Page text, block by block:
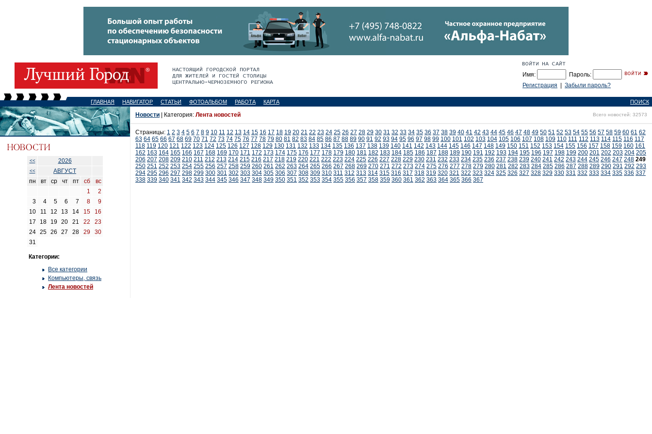
Имя:
Пароль:
Регистрация
Забыли пароль?
ГЛАВНАЯ НАВИГАТОР СТАТЬИ ФОТОАЛЬБОМ РАБОТА КАРТА ПОИСК
<< 2026
<<
АВГУСТ
пн
вт ср чт пт сб
вс
1
2
3
4 5 6 7 8
9
10
11 12 13 14 15
16
17
18 19 20 21 22
23
24 25 26 27 28 29
30
31
Категории:
Все категории
Компьютеры, связь
Лента новостей
Новости | Категория: Лента новостей Всего новостей: 32573
Страницы: 1 2 3 4 5 6 7 8 9 10 11 12 13 14 15 16 17 18 19 20 21 22 23 24 25 26 27 28 29 30 31 32 33 34 35 36 37 38 39 40 41 42 43 44 45 46 47 48 49 50 51 52 53 54 55 56 57 58 59 60 61 62
63 64 65 66 67 68 69 70 71 72 73 74 75 76 77 78 79 80 81 82 83 84 85 86 87 88 89 90 91 92 93 94 95 96 97 98 99 100 101 102 103 104 105 106 107 108 109 110 111 112 113 114 115 116 117
118 119 120 121 122 123 124 125 126 127 128 129 130 131 132 133 134 135 136 137 138 139 140 141 142 143 144 145 146 147 148 149 150 151 152 153 154 155 156 157 158 159 160 161
162 163 164 165 166 167 168 169 170 171 172 173 174 175 176 177 178 179 180 181 182 183 184 185 186 187 188 189 190 191 192 193 194 195 196 197 198 199 200 201 202 203 204 205
206 207 208 209 210 211 212 213 214 215 216 217 218 219 220 221 222 223 224 225 226 227 228 229 230 231 232 233 234 235 236 237 238 239 240 241 242 243 244 245 246 247 248 249
250 251 252 253 254 255 256 257 258 259 260 261 262 263 264 265 266 267 268 269 270 271 272 273 274 275 276 277 278 279 280 281 282 283 284 285 286 287 288 289 290 291 292 293
294 295 296 297 298 299 300 301 302 303 304 305 306 307 308 309 310 311 312 313 314 315 316 317 318 319 320 321 322 323 324 325 326 327 328 329 330 331 332 333 334 335 336 337
338 339 340 341 342 343 344 345 346 347 348 349 350 351 352 353 354 355 356 357 358 359 360 361 362 363 364 365 366 367